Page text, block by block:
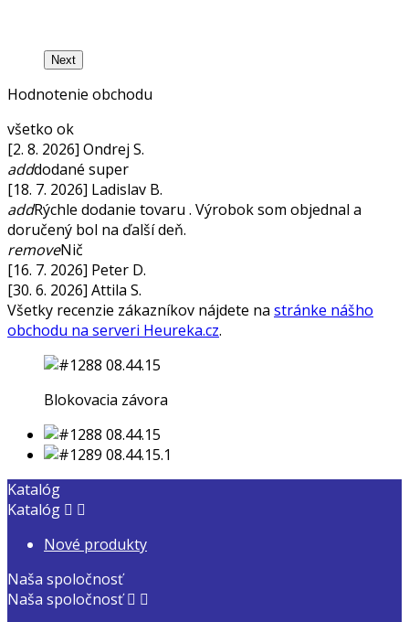
Next
Hodnotenie obchodu
všetko ok
[2. 8. 2026] Ondrej S.
adddodané super
[18. 7. 2026] Ladislav B.
addRýchle dodanie tovaru . Výrobok som objednal a
doručený bol na ďalší deň.
removeNič
[16. 7. 2026] Peter D.
[30. 6. 2026] Attila S.
Všetky recenzie zákazníkov nájdete na stránke nášho
obchodu na serveri Heureka.cz.
Blokovacia závora
Katalóg
Katalóg  
Nové produkty
Naša spoločnosť
Naša spoločnosť  